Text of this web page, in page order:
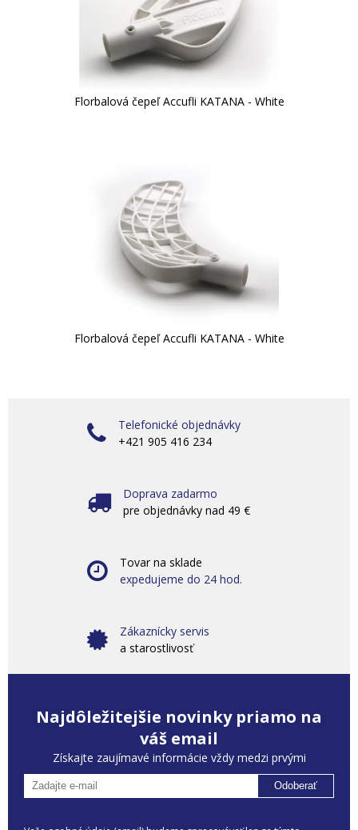
Florbalová čepeľ Accufli KATANA - White
Florbalová čepeľ Accufli KATANA - White
Telefonické objednávky
+421 905 416 234
Doprava zadarmo
pre objednávky nad 49 €
Tovar na sklade
expedujeme do 24 hod.
Zákaznícky servis
a starostlivosť
Najdôležitejšie novinky priamo na
váš email
Získajte zaujímavé informácie vždy medzi prvými
Odoberať